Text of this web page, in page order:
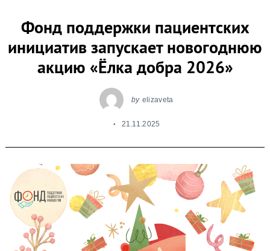
Фонд поддержки пациентских
инициатив запускает новогоднюю
акцию «Ёлка добра 2026»
by elizaveta
21.11.2025